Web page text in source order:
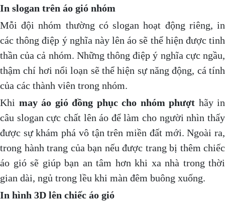
In slogan trên áo gió nhóm
Mỗi đội nhóm thường có slogan hoạt động riêng, in
các thông điệp ý nghĩa này lên áo sẽ thể hiện được tinh
thần của cả nhóm. Những thông điệp ý nghĩa cực ngầu,
thậm chí hơi nổi loạn sẽ thể hiện sự năng động, cá tính
của các thành viên trong nhóm.
Khi may áo gió đồng phục cho nhóm phượt hãy in
câu slogan cực chất lên áo để làm cho người nhìn thấy
được sự khám phá vô tận trên miền đất mới. Ngoài ra,
trong hành trang của bạn nếu được trang bị thêm chiếc
áo gió sẽ giúp bạn an tâm hơn khi xa nhà trong thời
gian dài, ngủ trong lều khi màn đêm buông xuống.
In hình 3D lên chiếc áo gió